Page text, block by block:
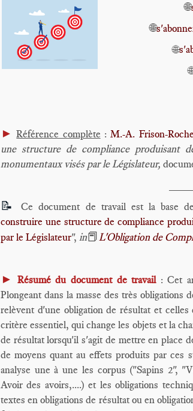
🌐
🌐
🌐
► Référence complète :M.-A. Frison-Roche
une structure de compliance produisant
monumentaux visés par le Législateur,
📝 Ce document de travail est la base
construire une structure de compliance
par le Législateur", in📕L'Obligation de
► Résumé du document de travail : Cet
Plongeant dans la masse des très
relèvent d'une obligation de résultat et
critère essentiel, qui change les objets et la
de résultat lorsqu'il s'agit de mettre en place
de moyens quant au effets produits par ces
analyse une à une les corpus ("Sapins 2",
Avoir des avoirs,....) et les obligations
textes en obligations de résultat ou en